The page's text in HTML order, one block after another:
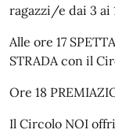
ragazzi/e dai 3 ai
Alle ore 17
STRADA con il
Ore 18
Il Circolo NOI